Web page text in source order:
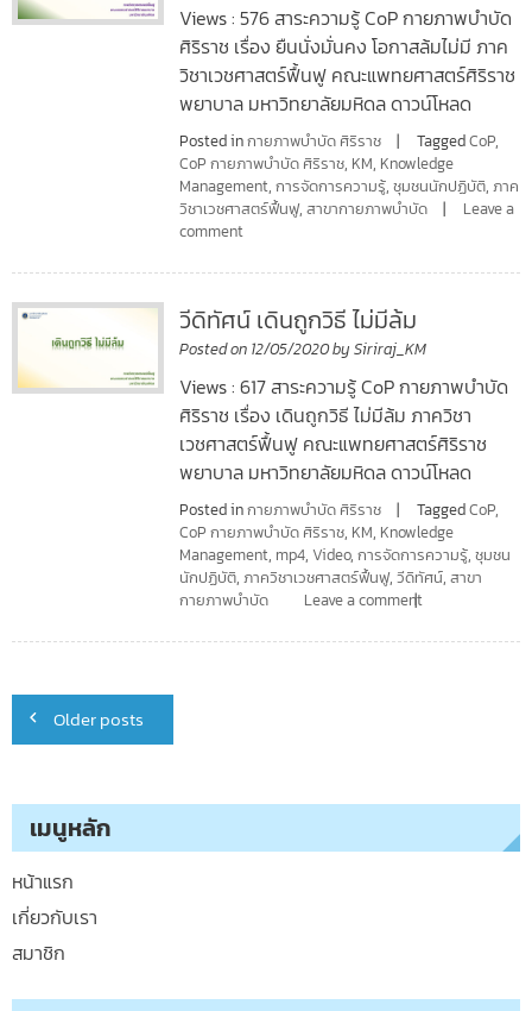
Views : 576 สาระความรู้ CoP กายภาพบำบัด
ศิริราช เรื่อง ยืนนั่งมั่นคง โอกาสล้มไม่มี ภาค
วิชาเวชศาสตร์ฟื้นฟู คณะแพทยศาสตร์ศิริราช
พยาบาล มหาวิทยาลัยมหิดล ดาวน์โหลด
Posted inกายภาพบำบัด ศิริราช TaggedCoP,
CoP กายภาพบำบัด ศิริราช, KM, Knowledge
Management,การจัดการความรู้,ชุมชนนักปฏิบัติ,ภาค
วิชาเวชศาสตร์ฟื้นฟู,สาขากายภาพบำบัด
Leave a
comment
วีดิทัศน์ เดินถูกวิธี ไม่มีล้ม
Posted on 12/05/2020bySiriraj_KM
Views : 617 สาระความรู้ CoP กายภาพบำบัด
ศิริราช เรื่อง เดินถูกวิธี ไม่มีล้ม ภาควิชา
เวชศาสตร์ฟื้นฟู คณะแพทยศาสตร์ศิริราช
พยาบาล มหาวิทยาลัยมหิดล ดาวน์โหลด
Posted inกายภาพบำบัด ศิริราช TaggedCoP,
CoP กายภาพบำบัด ศิริราช, KM, Knowledge
Management, mp4,Video,การจัดการความรู้,ชุมชน
นักปฏิบัติ,ภาควิชาเวชศาสตร์ฟื้นฟู,วีดิทัศน์,สาขา
กายภาพบำบัด
Leave a comment
Posts
navigation
Older posts
เมนูหลัก
หน้าแรก
เกี่ยวกับเรา
สมาชิก